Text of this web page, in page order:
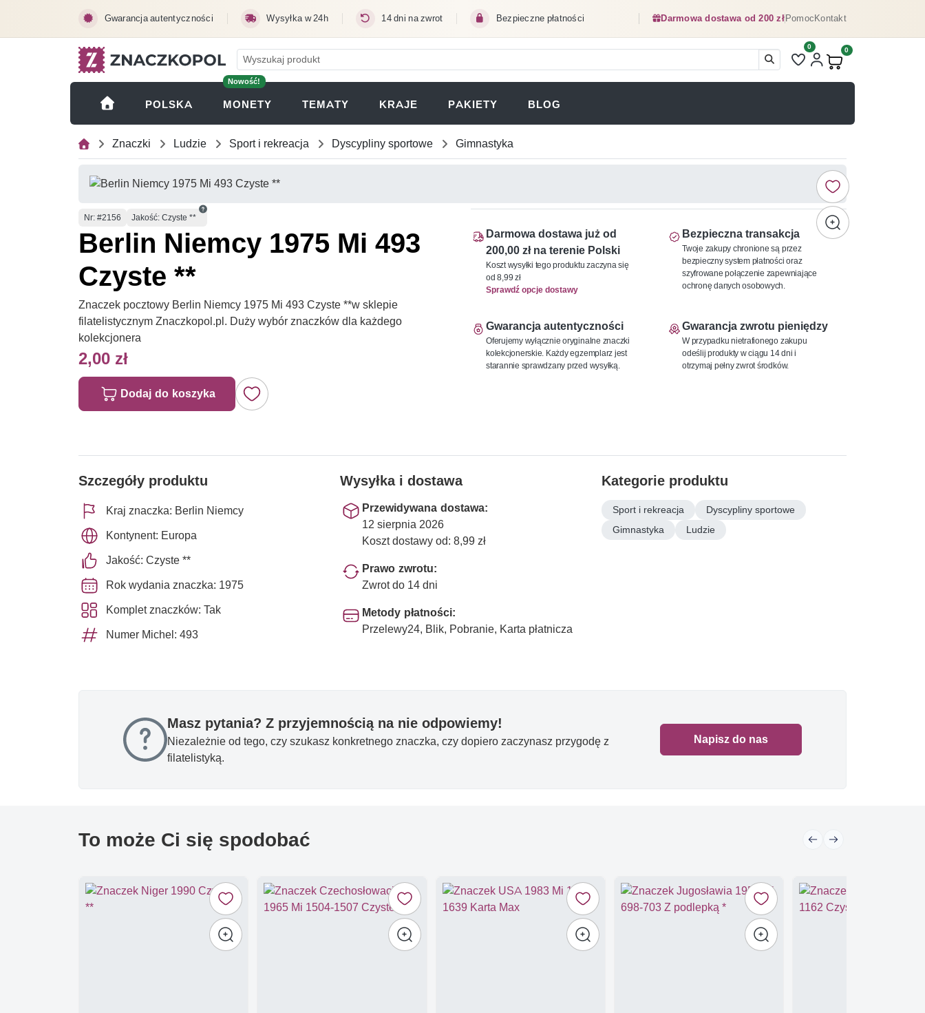
Gwarancja autentyczności Wysyłka w 24h 14 dni na zwrot Bezpieczne płatności Darmowa dostawa od 200 złPomocKontakt
Liczba pozycji na liście
0
Produkty w koszyku:
0
POLSKA
Nowość!
MONETY (OTWIERA SIĘ W NOWEJ KARCIE)
TEMATY KRAJE PAKIETY BLOG
Znaczki Ludzie Sport i rekreacja Dyscypliny sportowe Gimnastyka
Numer
Nr: #2156 Jakość: Czyste **
Berlin Niemcy 1975 Mi 493
Czyste **
Znaczek pocztowy Berlin Niemcy 1975 Mi 493 Czyste **w sklepie
filatelistycznym Znaczkopol.pl. Duży wybór znaczków dla każdego
kolekcjonera
2,00 zł
Dodaj do koszyka
Darmowa dostawa już od
200,00 zł na terenie Polski
Koszt wysyłki tego produktu zaczyna się
od 8,99 zł
Sprawdź opcje dostawy
Bezpieczna transakcja
Twoje zakupy chronione są przez
bezpieczny system płatności oraz
szyfrowane połączenie zapewniające
ochronę danych osobowych.
Gwarancja autentyczności
Oferujemy wyłącznie oryginalne znaczki
kolekcjonerskie. Każdy egzemplarz jest
starannie sprawdzany przed wysyłką.
Gwarancja zwrotu pieniędzy
W przypadku nietrafionego zakupu
odeślij produkty w ciągu 14 dni i
otrzymaj pełny zwrot środków.
Szczegóły produktu
Kraj znaczka: Berlin Niemcy
Kontynent: Europa
Jakość: Czyste **
Rok wydania znaczka: 1975
Komplet znaczków: Tak
Numer Michel: 493
Wysyłka i dostawa
Przewidywana dostawa:
12 sierpnia 2026
Koszt dostawy od: 8,99 zł
Prawo zwrotu:
Zwrot do 14 dni
Metody płatności:
Przelewy24, Blik, Pobranie, Karta płatnicza
Kategorie produktu
Sport i rekreacja
Dyscypliny sportowe
Gimnastyka
Ludzie
Masz pytania? Z przyjemnością na nie odpowiemy!
Niezależnie od tego, czy szukasz konkretnego znaczka, czy dopiero zaczynasz przygodę z
filatelistyką.
Napisz do nas
To może Ci się spodobać